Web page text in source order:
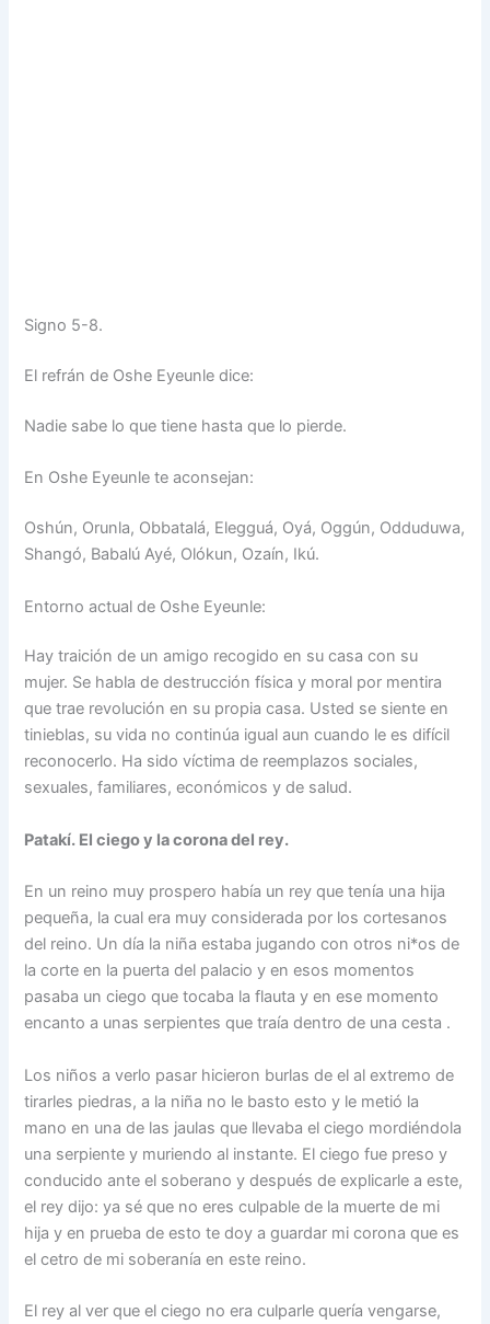
Signo 5-8.
El refrán de Oshe Eyeunle dice:
Nadie sabe lo que tiene hasta que lo pierde.
En Oshe Eyeunle te aconsejan:
Oshún, Orunla, Obbatalá, Elegguá, Oyá, Oggún, Odduduwa,
Shangó, Babalú Ayé, Olókun, Ozaín, Ikú.
Entorno actual de Oshe Eyeunle:
Hay traición de un amigo recogido en su casa con su
mujer. Se habla de destrucción física y moral por mentira
que trae revolución en su propia casa. Usted se siente en
tinieblas, su vida no continúa igual aun cuando le es difícil
reconocerlo. Ha sido víctima de reemplazos sociales,
sexuales, familiares, económicos y de salud.
Patakí. El ciego y la corona del rey.
En un reino muy prospero había un rey que tenía una hija
pequeña, la cual era muy considerada por los cortesanos
del reino. Un día la niña estaba jugando con otros ni*os de
la corte en la puerta del palacio y en esos momentos
pasaba un ciego que tocaba la flauta y en ese momento
encanto a unas serpientes que traía dentro de una cesta .
Los niños a verlo pasar hicieron burlas de el al extremo de
tirarles piedras, a la niña no le basto esto y le metió la
mano en una de las jaulas que llevaba el ciego mordiéndola
una serpiente y muriendo al instante. El ciego fue preso y
conducido ante el soberano y después de explicarle a este,
el rey dijo: ya sé que no eres culpable de la muerte de mi
hija y en prueba de esto te doy a guardar mi corona que es
el cetro de mi soberanía en este reino.
El rey al ver que el ciego no era culparle quería vengarse,